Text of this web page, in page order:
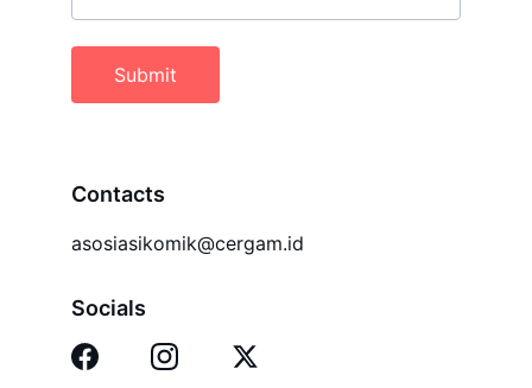
Contacts
Submit
asosiasikomik@cergam.id
Socials